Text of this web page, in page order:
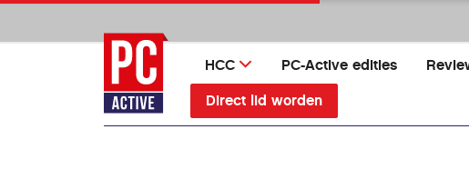
direct
naar
inhoud
HCC PC-Active edities
Direct lid worden